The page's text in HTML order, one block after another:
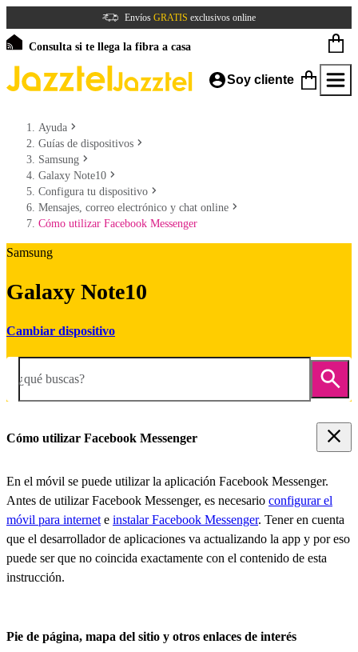
Envíos GRATIS exclusivos online
Consulta si te llega la fibra a casa
Soy cliente
Ayuda
Guías de dispositivos
Samsung
Galaxy Note10
Configura tu dispositivo
Mensajes, correo electrónico y chat online
Cómo utilizar Facebook Messenger
Samsung
Galaxy Note10
Cambiar dispositivo
¿qué buscas?
Cómo utilizar Facebook Messenger
En el móvil se puede utilizar la aplicación Facebook Messenger.
Antes de utilizar Facebook Messenger, es necesario configurar el
móvil para internet e instalar Facebook Messenger. Tener en cuenta
que el desarrollador de aplicaciones va actualizando la app y por eso
puede ser que no coincida exactamente con el contenido de esta
instrucción.
Pie de página, mapa del sitio y otros enlaces de interés